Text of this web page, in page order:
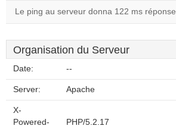
Le ping au serveur donna 122 ms
Organisation du Serveur
Date: --
Server: Apache
X-
Powered-
PHP/5.2.17